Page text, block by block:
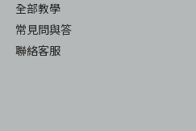
全部教學
常見問與答
聯絡客服